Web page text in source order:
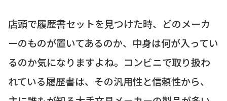
店頭で履歴書セットを見つけた時、どのメーカ
ーのものが置いてあるのか、中身は何が入ってい
るのか気になりますよね。コンビニで取り扱わ
れている履歴書は、その汎用性と信頼性から、